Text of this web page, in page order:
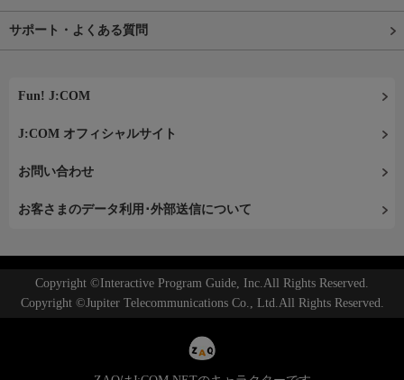
サポート・よくある質問
Fun! J:COM
J:COM オフィシャルサイト
お問い合わせ
お客さまのデータ利用･外部送信について
Copyright ©Interactive Program Guide, Inc.All Rights Reserved.
Copyright ©Jupiter Telecommunications Co., Ltd.All Rights Reserved.